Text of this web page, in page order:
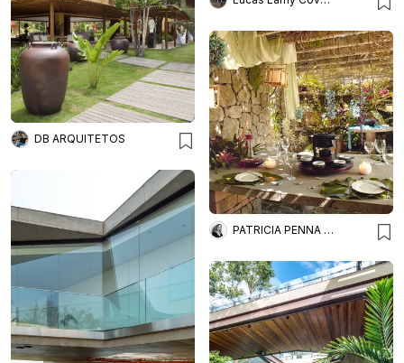
DB ARQUITETOS
PATRICIA PENNA ARQUITETURA